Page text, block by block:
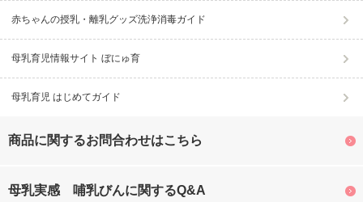
赤ちゃんの授乳・離乳グッズ洗浄消毒ガイド
母乳育児情報サイト ぼにゅ育
母乳育児 はじめてガイド
商品に関するお問合わせはこちら
母乳実感 哺乳びんに関するQ&A